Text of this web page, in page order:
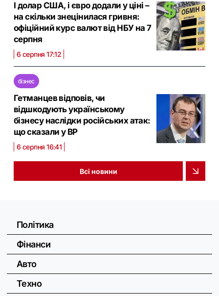
І долар США, і євро додали у ціні –
на скільки знецінилася гривня:
офіційний курс валют від НБУ на 7
серпня
6 серпня 17:12
бізнес
Гетманцев відповів, чи
відшкодують українському
бізнесу наслідки російських атак:
що сказали у ВР
6 серпня 16:41
Всі новини
Політика
Фінанси
Авто
Техно